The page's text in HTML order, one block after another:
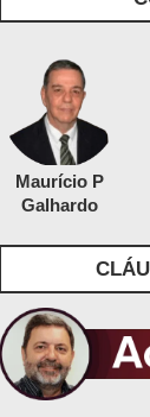
Maurício P
Galhardo